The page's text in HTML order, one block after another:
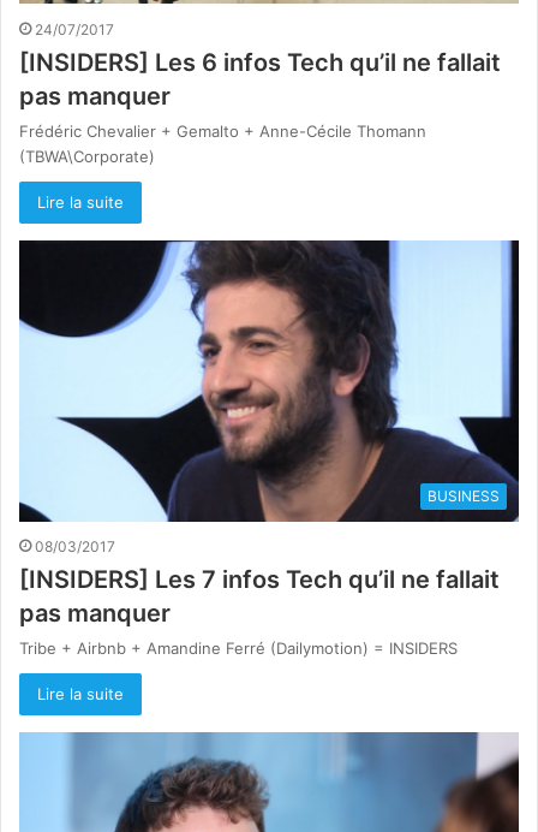
24/07/2017
[INSIDERS] Les 6 infos Tech qu’il ne fallait
pas manquer
Frédéric Chevalier + Gemalto + Anne-Cécile Thomann
(TBWA\Corporate)
Lire la suite
BUSINESS
08/03/2017
[INSIDERS] Les 7 infos Tech qu’il ne fallait
pas manquer
Tribe + Airbnb + Amandine Ferré (Dailymotion) = INSIDERS
Lire la suite